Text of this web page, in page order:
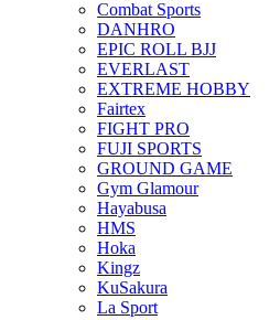
Combat Sports
DANHRO
EPIC ROLL BJJ
EVERLAST
EXTREME HOBBY
Fairtex
FIGHT PRO
FUJI SPORTS
GROUND GAME
Gym Glamour
Hayabusa
HMS
Hoka
Kingz
KuSakura
La Sport